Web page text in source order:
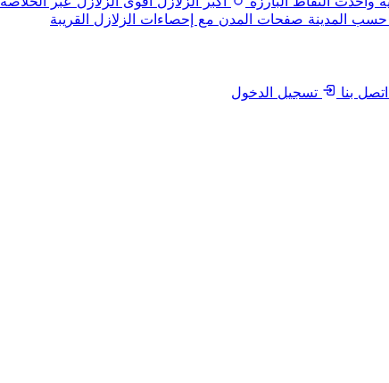
حسب المدينة صفحات المدن مع إحصاءات الزلازل القريبة
اتصل بنا
تسجيل الدخول